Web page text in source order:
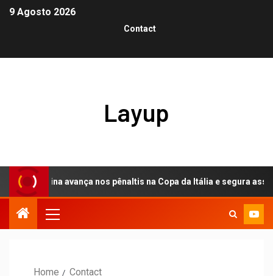
9 Agosto 2026
Contact
Layup
avança nos pênaltis na Copa da Itália e segura assédio
Home Contact